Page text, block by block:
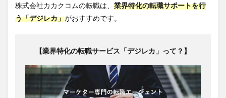
株式会社カカクコムの転職は、 業界特化の転職サポートを行
う「デジレカ」がおすすめです。
【業界特化の転職サービス「デジレカ」って？】